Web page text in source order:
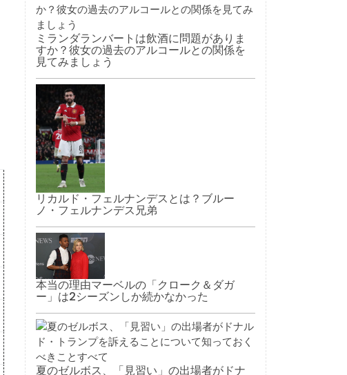
ミランダランバートは飲酒に問題がありま
すか？彼女の過去のアルコールとの関係を
見てみましょう
リカルド・フェルナンデスとは？ブルー
ノ・フェルナンデス兄弟
本当の理由マーベルの「クローク＆ダガ
ー」は2シーズンしか続かなかった
夏のゼルボス、「見習い」の出場者がドナ